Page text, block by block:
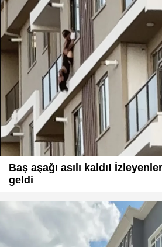
Baş aşağı asılı kaldı!
geldi